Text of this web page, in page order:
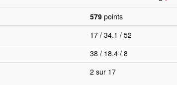
579 points
17 / 34.1 / 52
38 / 18.4 / 8
2 sur 17